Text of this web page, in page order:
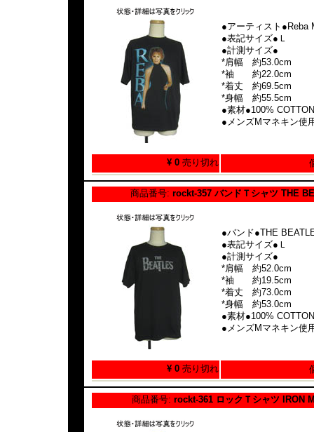
●アーティスト●Reba
●表記サイズ●Ｌ
●計測サイズ●
*肩幅 約53.0cm
*袖 約22.0cm
*着丈 約69.5cm
*身幅 約55.5cm
●素材●100% COTTON
●メンズMマネキン使
¥ 0 売り切れ
商品番号: rockt-357 バンドＴシャツ THE
●バンド●THE
●表記サイズ●Ｌ
●計測サイズ●
*肩幅 約52.0cm
*袖 約19.5cm
*着丈 約73.0cm
*身幅 約53.0cm
●素材●100% COTTON
●メンズMマネキン使
¥ 0 売り切れ
商品番号: rockt-361 ロックＴシャツ IRON